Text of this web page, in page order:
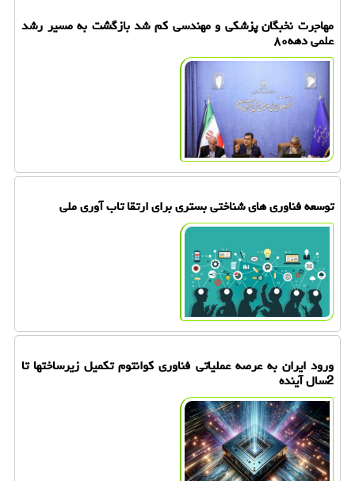
مهاجرت نخبگان پزشکی و مهندسی کم شد بازگشت به مسیر رشد
علمی دهه۸۰
توسعه فناوری های شناختی بستری برای ارتقا تاب آوری ملی
ورود ایران به عرصه عملیاتی فناوری کوانتوم تکمیل زیرساختها تا
2سال آینده